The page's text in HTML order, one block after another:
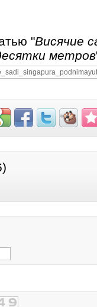
"Висячие
метров
)